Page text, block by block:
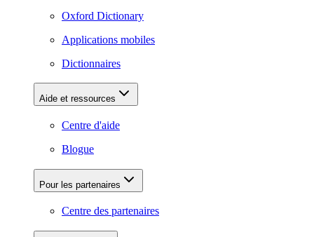
Oxford Dictionary
Applications mobiles
Dictionnaires
Aide et ressources
Centre d'aide
Blogue
Pour les partenaires
Centre des partenaires